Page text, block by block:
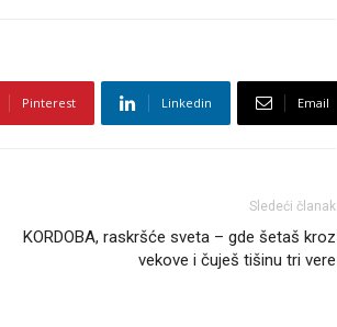
Pinterest Linkedin Email
Sledeći članak
KORDOBA, raskršće sveta – gde šetaš kroz
vekove i čuješ tišinu tri vere